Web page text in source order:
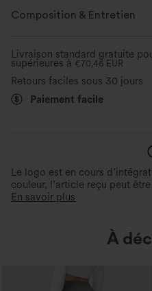
Balnéaire
Composition & Entretien
Livraison standard gratuite
supérieures à €70,46 EUR
Retours faciles sous 30 jours
Paiement facile
Le logo est en cours
couleur, l’article reçu peut
En savoir plus
À